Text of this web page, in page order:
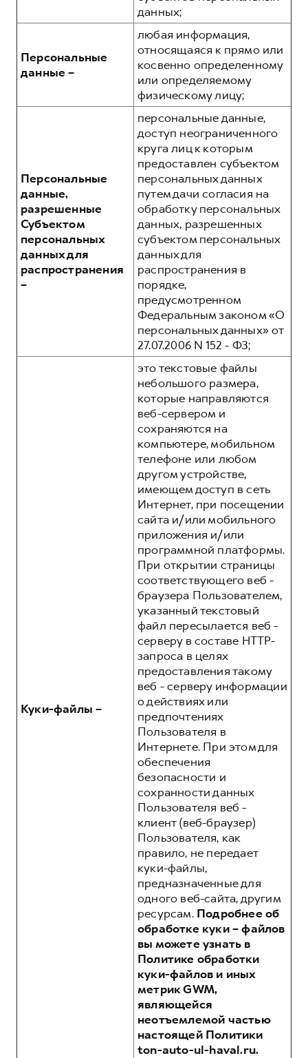
данных;
Персональные
данные –
любая информация,
относящаяся к прямо или
косвенно определенному
или определяемому
физическому лицу;
Персональные
данные,
разрешенные
Субъектом
персональных
данных для
распространения
–
персональные данные,
доступ неограниченного
круга лиц к которым
предоставлен субъектом
персональных данных
путем дачи согласия на
обработку персональных
данных, разрешенных
субъектом персональных
данных для
распространения в
порядке,
предусмотренном
Федеральным законом «О
персональных данных» от
27.07.2006 N 152 - ФЗ;
Куки-файлы –
это текстовые файлы
небольшого размера,
которые направляются
веб-сервером и
сохраняются на
компьютере, мобильном
телефоне или любом
другом устройстве,
имеющем доступ в сеть
Интернет, при посещении
сайта и/или мобильного
приложения и/или
программной платформы.
При открытии страницы
соответствующего веб -
браузера Пользователем,
указанный текстовый
файл пересылается веб -
серверу в составе HTTP-
запроса в целях
предоставления такому
веб - серверу информации
о действиях или
предпочтениях
Пользователя в
Интернете. При этом для
обеспечения
безопасности и
сохранности данных
Пользователя веб -
клиент (веб-браузер)
Пользователя, как
правило, не передает
куки-файлы,
предназначенные для
одного веб-сайта, другим
ресурсам. Подробнее об
обработке куки – файлов
вы можете узнать в
Политике обработки
куки-файлов и иных
метрик GWM,
являющейся
неотъемлемой частью
настоящей Политики
ton-auto-ul-haval.ru.